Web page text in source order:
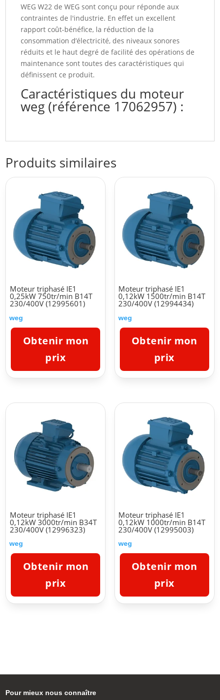
WEG W22 de WEG sont conçu pour réponde aux
contraintes de l'industrie. En effet un excellent
rapport coût-bénéfice, la réduction de la
consommation d’électricité, des niveaux sonores
réduits et le haut degré de facilité des opérations de
maintenance sont toutes des caractéristiques qui
définissent ce produit.
Caractéristiques du moteur
weg (référence 17062957) :
Produits similaires
Moteur triphasé IE1
0,25kW 750tr/min B14T
230/400V (12995601)
weg
Obtenir mon
prix
Moteur triphasé IE1
0,12kW 1500tr/min B14T
230/400V (12994434)
weg
Obtenir mon
prix
Moteur triphasé IE1
0,12kW 3000tr/min B34T
230/400V (12996323)
weg
Obtenir mon
prix
Moteur triphasé IE1
0,12kW 1000tr/min B14T
230/400V (12995003)
weg
Obtenir mon
prix
Pour mieux nous connaître